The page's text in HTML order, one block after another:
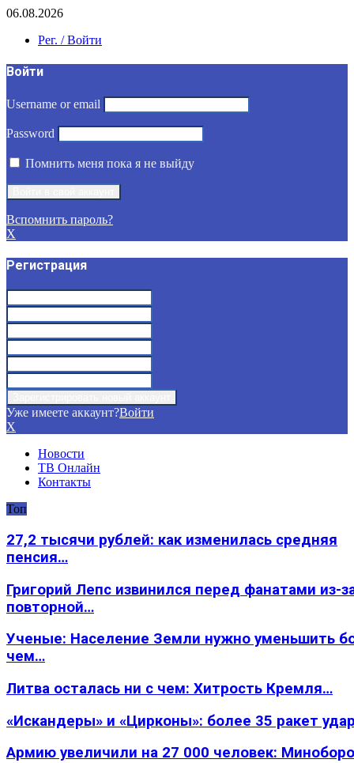
06.08.2026
Рег. / Войти
Войти
Username or email
Password
Помнить меня пока я не выйду
Вспомнить пароль?
X
Регистрация
Уже имеете аккаунт?Войти
X
Новости
ТВ Онлайн
Контакты
Топ
27,2 тысячи рублей: как изменилась средняя
пенсия…
Григорий Лепс извинился перед фанатами из-
повторной…
Ученые: Население Земли нужно уменьшить
чем…
Литва осталась ни с чем: Хитрость Кремля…
«Искандеры» и «Цирконы»: более 35 ракет
Армию увеличили на 27 000 человек: